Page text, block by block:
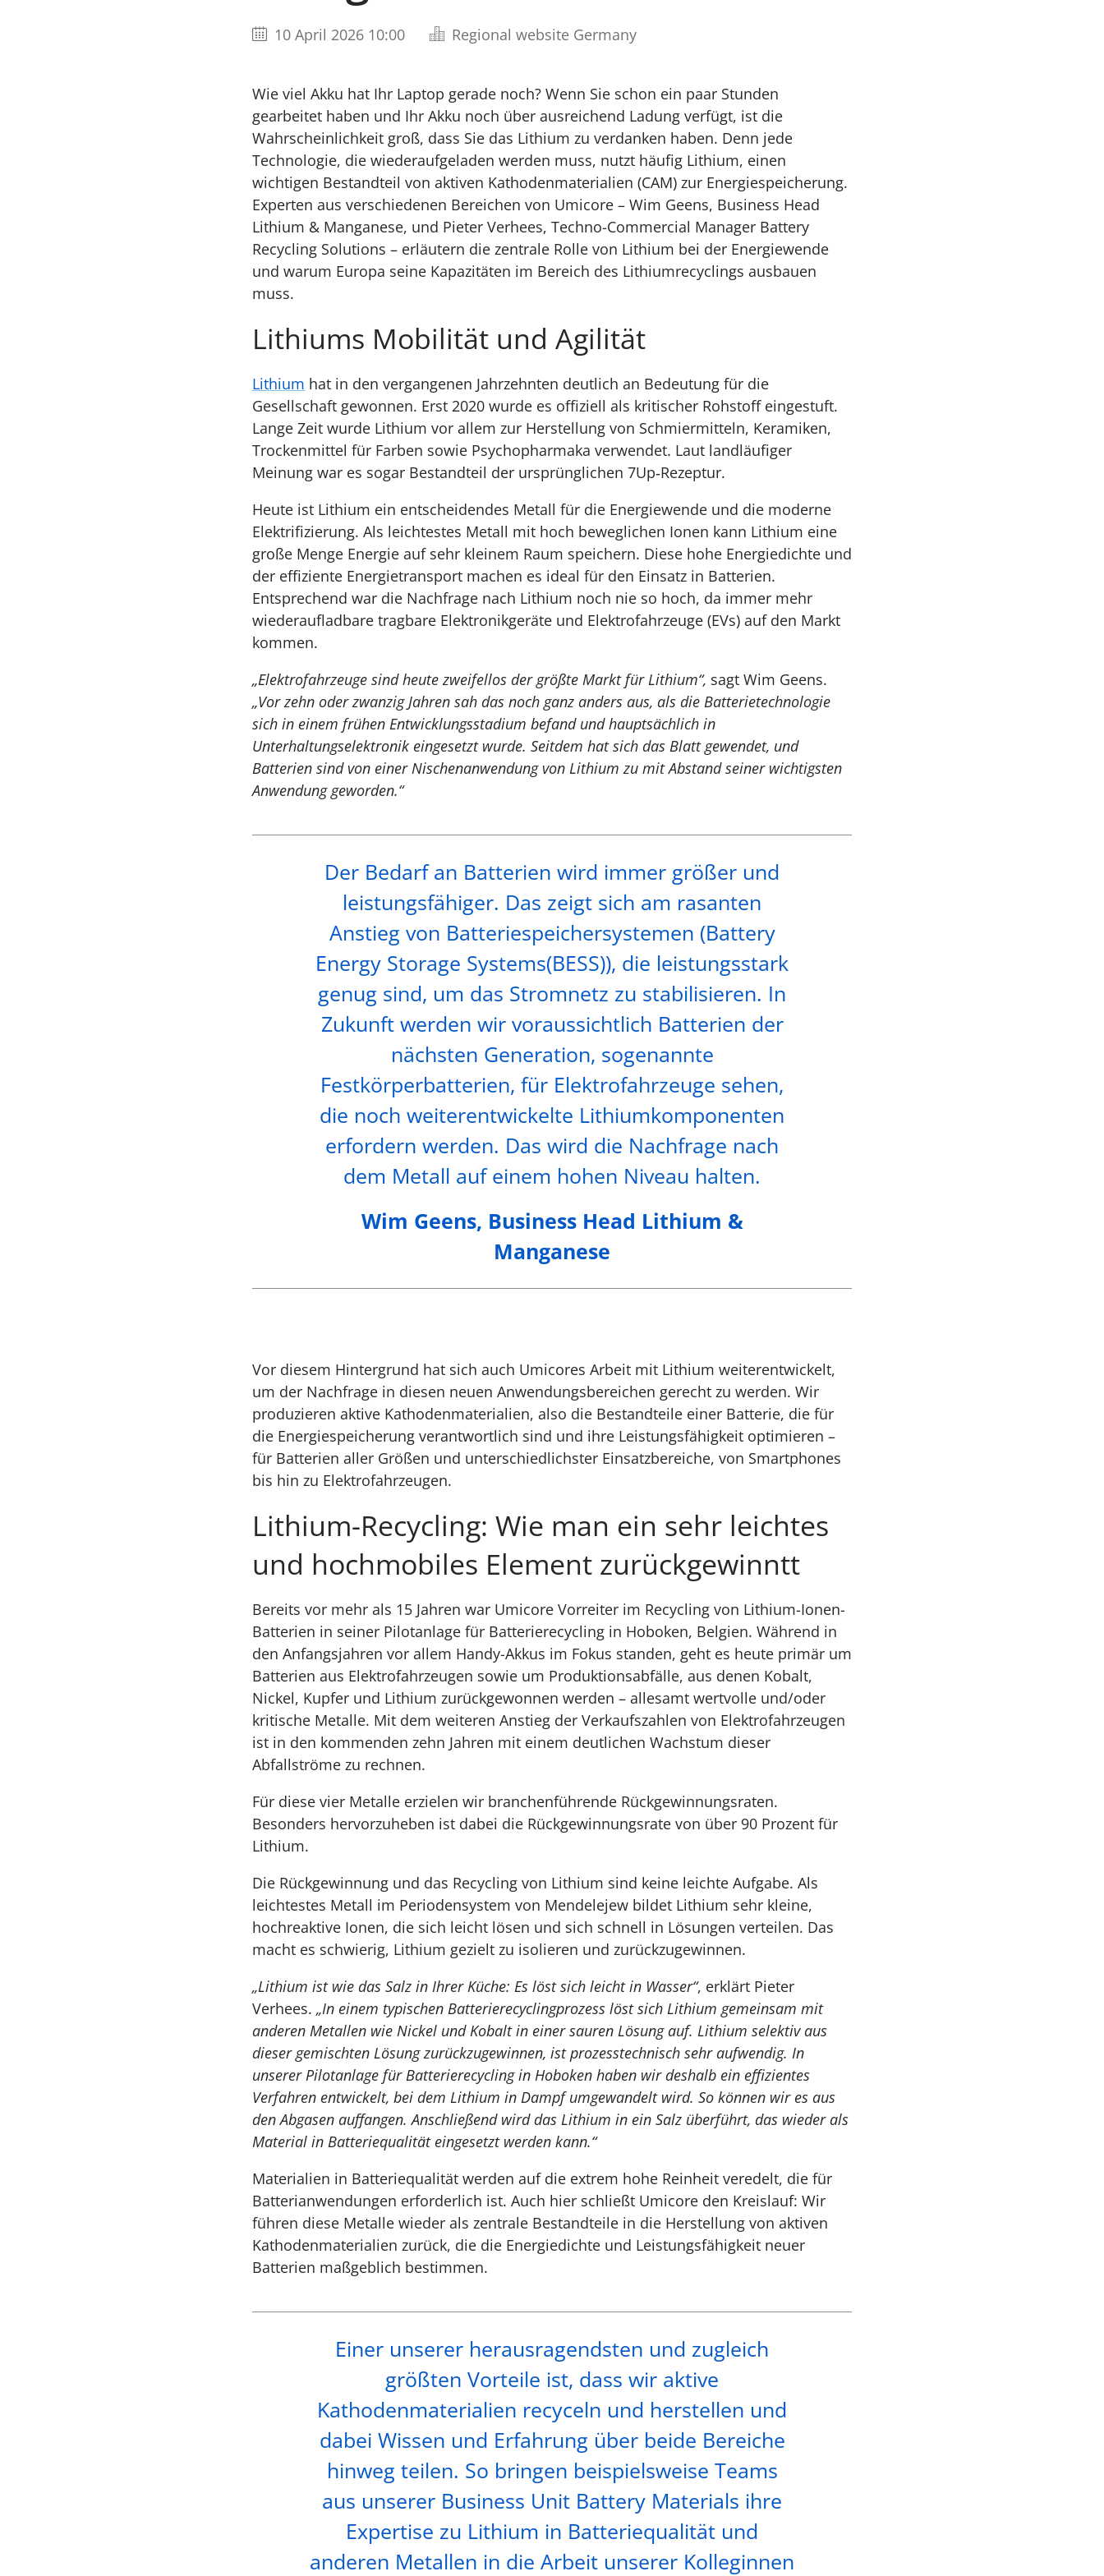
10 April 2026 10:00 Regional website Germany
Wie viel Akku hat Ihr Laptop gerade noch? Wenn Sie schon ein paar Stunden
gearbeitet haben und Ihr Akku noch über ausreichend Ladung verfügt, ist die
Wahrscheinlichkeit groß, dass Sie das Lithium zu verdanken haben. Denn jede
Technologie, die wiederaufgeladen werden muss, nutzt häufig Lithium, einen
wichtigen Bestandteil von aktiven Kathodenmaterialien (CAM) zur Energiespeicherung.
Experten aus verschiedenen Bereichen von Umicore – Wim Geens, Business Head
Lithium & Manganese, und Pieter Verhees, Techno-Commercial Manager Battery
Recycling Solutions – erläutern die zentrale Rolle von Lithium bei der Energiewende
und warum Europa seine Kapazitäten im Bereich des Lithiumrecyclings ausbauen
muss.
Lithiums Mobilität und Agilität
Lithium hat in den vergangenen Jahrzehnten deutlich an Bedeutung für die
Gesellschaft gewonnen. Erst 2020 wurde es offiziell als kritischer Rohstoff eingestuft.
Lange Zeit wurde Lithium vor allem zur Herstellung von Schmiermitteln, Keramiken,
Trockenmittel für Farben sowie Psychopharmaka verwendet. Laut landläufiger
Meinung war es sogar Bestandteil der ursprünglichen 7Up‑Rezeptur.
Heute ist Lithium ein entscheidendes Metall für die Energiewende und die moderne
Elektrifizierung. Als leichtestes Metall mit hoch beweglichen Ionen kann Lithium eine
große Menge Energie auf sehr kleinem Raum speichern. Diese hohe Energiedichte und
der effiziente Energietransport machen es ideal für den Einsatz in Batterien.
Entsprechend war die Nachfrage nach Lithium noch nie so hoch, da immer mehr
wiederaufladbare tragbare Elektronikgeräte und Elektrofahrzeuge (EVs) auf den Markt
kommen.
„Elektrofahrzeuge sind heute zweifellos der größte Markt für Lithium“, sagt Wim Geens.
„Vor zehn oder zwanzig Jahren sah das noch ganz anders aus, als die Batterietechnologie
sich in einem frühen Entwicklungsstadium befand und hauptsächlich in
Unterhaltungselektronik eingesetzt wurde. Seitdem hat sich das Blatt gewendet, und
Batterien sind von einer Nischenanwendung von Lithium zu mit Abstand seiner wichtigsten
Anwendung geworden.“
Der Bedarf an Batterien wird immer größer und
leistungsfähiger. Das zeigt sich am rasanten
Anstieg von Batteriespeichersystemen (Battery
Energy Storage Systems(BESS)), die leistungsstark
genug sind, um das Stromnetz zu stabilisieren. In
Zukunft werden wir voraussichtlich Batterien der
nächsten Generation, sogenannte
Festkörperbatterien, für Elektrofahrzeuge sehen,
die noch weiterentwickelte Lithiumkomponenten
erfordern werden. Das wird die Nachfrage nach
dem Metall auf einem hohen Niveau halten.
Wim Geens, Business Head Lithium &
Manganese
Vor diesem Hintergrund hat sich auch Umicores Arbeit mit Lithium weiterentwickelt,
um der Nachfrage in diesen neuen Anwendungsbereichen gerecht zu werden. Wir
produzieren aktive Kathodenmaterialien, also die Bestandteile einer Batterie, die für
die Energiespeicherung verantwortlich sind und ihre Leistungsfähigkeit optimieren –
für Batterien aller Größen und unterschiedlichster Einsatzbereiche, von Smartphones
bis hin zu Elektrofahrzeugen.
Lithium-Recycling: Wie man ein sehr leichtes
und hochmobiles Element zurückgewinntt
Bereits vor mehr als 15 Jahren war Umicore Vorreiter im Recycling von Lithium-Ionen-
Batterien in seiner Pilotanlage für Batterierecycling in Hoboken, Belgien. Während in
den Anfangsjahren vor allem Handy-Akkus im Fokus standen, geht es heute primär um
Batterien aus Elektrofahrzeugen sowie um Produktionsabfälle, aus denen Kobalt,
Nickel, Kupfer und Lithium zurückgewonnen werden – allesamt wertvolle und/oder
kritische Metalle. Mit dem weiteren Anstieg der Verkaufszahlen von Elektrofahrzeugen
ist in den kommenden zehn Jahren mit einem deutlichen Wachstum dieser
Abfallströme zu rechnen.
Für diese vier Metalle erzielen wir branchenführende Rückgewinnungsraten.
Besonders hervorzuheben ist dabei die Rückgewinnungsrate von über 90 Prozent für
Lithium.
Die Rückgewinnung und das Recycling von Lithium sind keine leichte Aufgabe. Als
leichtestes Metall im Periodensystem von Mendelejew bildet Lithium sehr kleine,
hochreaktive Ionen, die sich leicht lösen und sich schnell in Lösungen verteilen. Das
macht es schwierig, Lithium gezielt zu isolieren und zurückzugewinnen.
„Lithium ist wie das Salz in Ihrer Küche: Es löst sich leicht in Wasser“, erklärt Pieter
Verhees. „In einem typischen Batterierecyclingprozess löst sich Lithium gemeinsam mit
anderen Metallen wie Nickel und Kobalt in einer sauren Lösung auf. Lithium selektiv aus
dieser gemischten Lösung zurückzugewinnen, ist prozesstechnisch sehr aufwendig. In
unserer Pilotanlage für Batterierecycling in Hoboken haben wir deshalb ein effizientes
Verfahren entwickelt, bei dem Lithium in Dampf umgewandelt wird. So können wir es aus
den Abgasen auffangen. Anschließend wird das Lithium in ein Salz überführt, das wieder als
Material in Batteriequalität eingesetzt werden kann.“
Materialien in Batteriequalität werden auf die extrem hohe Reinheit veredelt, die für
Batterianwendungen erforderlich ist. Auch hier schließt Umicore den Kreislauf: Wir
führen diese Metalle wieder als zentrale Bestandteile in die Herstellung von aktiven
Kathodenmaterialien zurück, die die Energiedichte und Leistungsfähigkeit neuer
Batterien maßgeblich bestimmen.
Einer unserer herausragendsten und zugleich
größten Vorteile ist, dass wir aktive
Kathodenmaterialien recyceln und herstellen und
dabei Wissen und Erfahrung über beide Bereiche
hinweg teilen. So bringen beispielsweise Teams
aus unserer Business Unit Battery Materials ihre
Expertise zu Lithium in Batteriequalität und
anderen Metallen in die Arbeit unserer Kolleginnen